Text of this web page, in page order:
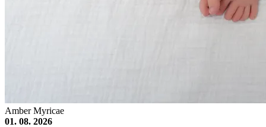
Amber Myricae
01. 08. 2026